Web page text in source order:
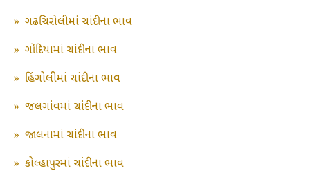
» ગઢચિરોલીમાં ચાંદીના ભાવ
» ગોંદિયામાં ચાંદીના ભાવ
» હિંગોલીમાં ચાંદીના ભાવ
» જલગાંવમાં ચાંદીના ભાવ
» જાલનામાં ચાંદીના ભાવ
» કોલ્હાપુરમાં ચાંદીના ભાવ